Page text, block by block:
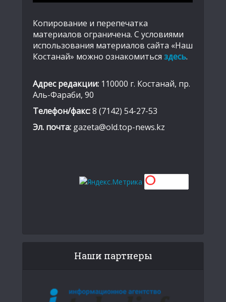
Копирование и перепечатка
материалов ограничена. С условиями
использования материалов сайта «Наш
Костанай» можно ознакомиться здесь.
Адрес редакции: 110000 г. Костанай, пр.
Аль-Фараби, 90
Телефон/факс:8 (7142) 54-27-53
Эл. почта: gazeta@old.top-news.kz
Наши партнеры